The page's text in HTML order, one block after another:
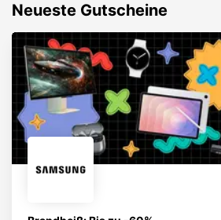
Neueste Gutscheine